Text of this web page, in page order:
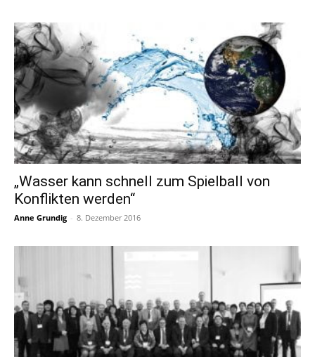
„Wasser kann schnell zum Spielball von
Konflikten werden“
Anne Grundig - 8. Dezember 2016